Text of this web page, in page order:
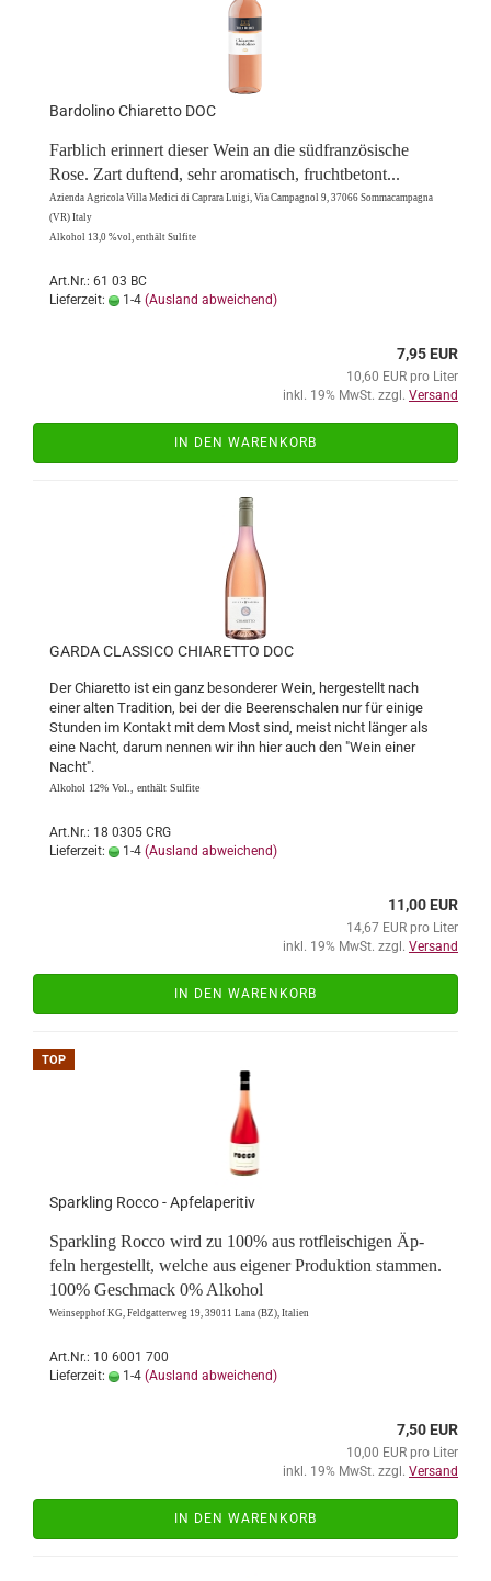
Bar­do­li­no Chia­ret­to DOC
Farb­lich er­in­nert die­ser Wein an die süd­fran­zö­si­sche
Rose. Zart duf­tend, sehr aro­ma­tisch, frucht­be­tont...
Azi­en­da Agri­co­la Villa Me­di­ci di Ca­pra­ra Luigi, Via Cam­pa­gnol 9, 37066 Som­ma­cam­pa­gna
(VR) Italy
Al­ko­hol 13,0 %vol, ent­hält Sul­fi­te
Art.Nr.: 61 03 BC
Lieferzeit:
1-4 (Ausland abweichend)
7,95 EUR
10,60 EUR pro Liter
inkl. 19% MwSt. zzgl. Versand
IN DEN WARENKORB
GARDA CLAS­SI­CO CHIA­RET­TO DOC
Der Chia­ret­to ist ein ganz be­son­de­rer Wein, her­ge­stellt nach
einer alten Tra­di­ti­on, bei der die Bee­ren­scha­len nur für ei­ni­ge
Stun­den im Kon­takt mit dem Most sind, meist nicht län­ger als
eine Nacht, darum nen­nen wir ihn hier auch den "Wein einer
Nacht".
Al­ko­hol 12% Vol., ent­hält Sul­fi­te
Art.Nr.: 18 0305 CRG
Lieferzeit:
1-4 (Ausland abweichend)
11,00 EUR
14,67 EUR pro Liter
inkl. 19% MwSt. zzgl. Versand
IN DEN WARENKORB
TOP
Spar­k­ling Rocco - Ap­fel­a­pe­ri­tiv
Spar­k­ling Rocco wird zu 100% aus rot­flei­schi­gen Äp­
feln her­ge­stellt, wel­che aus ei­ge­ner Pro­duk­ti­on stam­men.
100% Ge­schmack 0% Al­ko­hol
Wein­sepp­hof KG, Feld­gat­ter­weg 19, 39011 Lana (BZ), Ita­li­en
Art.Nr.: 10 6001 700
Lieferzeit:
1-4 (Ausland abweichend)
7,50 EUR
10,00 EUR pro Liter
inkl. 19% MwSt. zzgl. Versand
IN DEN WARENKORB